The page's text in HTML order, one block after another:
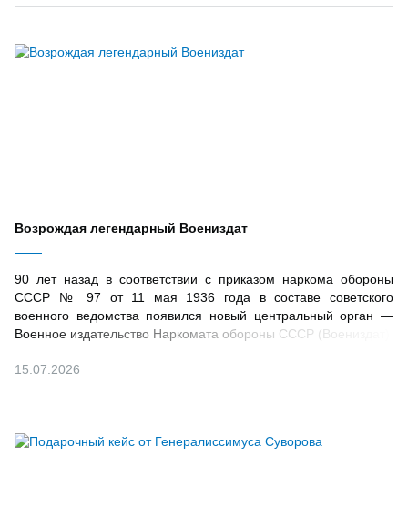
Возрождая легендарный Воениздат
90 лет назад в соответствии с приказом наркома обороны
СССР № 97 от 11 мая 1936 года в составе советского
военного ведомства появился новый центральный орган —
Военное издательство Наркомата обороны СССР (Воениздат)
15.07.2026